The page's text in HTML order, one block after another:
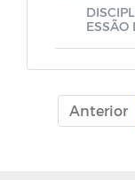
ESSÃO
ARRA
Anterior